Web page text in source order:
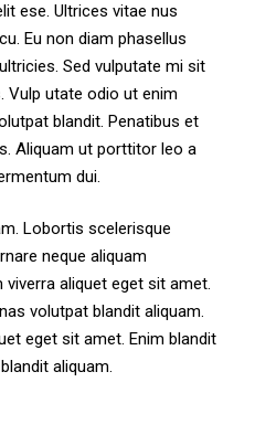
ese. Ultrices vitae nus
Eu non diam phasellus
Sed vulputate mi sit
Vulp utate odio ut enim
blandit. Penatibus et
Aliquam ut porttitor leo a
dui.
Lobortis scelerisque
neque aliquam
aliquet eget sit amet.
volutpat blandit aliquam.
eget sit amet. Enim blandit
aliquam.